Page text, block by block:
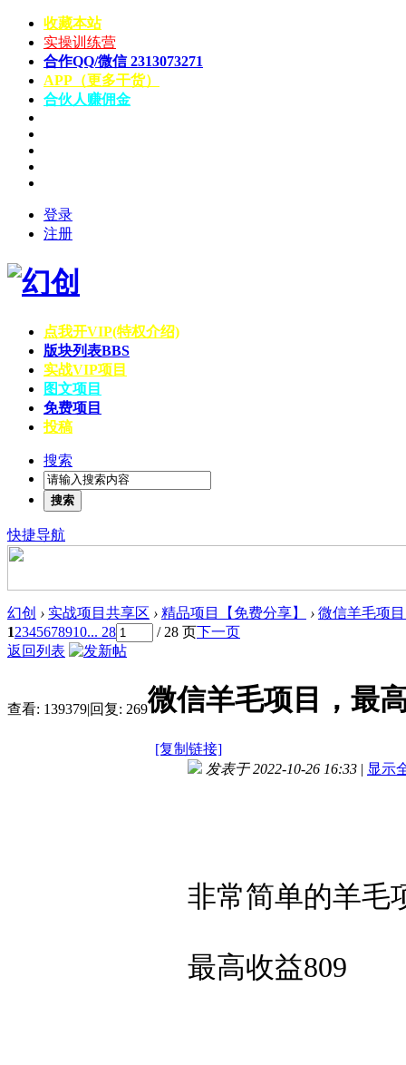
收藏本站
实操训练营
合作QQ/微信 2313073271
APP（更多干货）
合伙人赚佣金
登录
注册
点我开VIP(特权介绍)
版块列表BBS
实战VIP项目
图文项目
免费项目
投稿
搜索
搜索
快捷导航
幻创 › 实战项目共享区 › 精品项目【免费分享】 › 微信羊毛项
12345678910... 28 / 28 页下一页
返回列表
查看: 139379|回复: 269微信羊毛项目，最
[复制链接]
发表于 2022-10-26 16:33 | 显示
非常简单的羊毛
最高收益809